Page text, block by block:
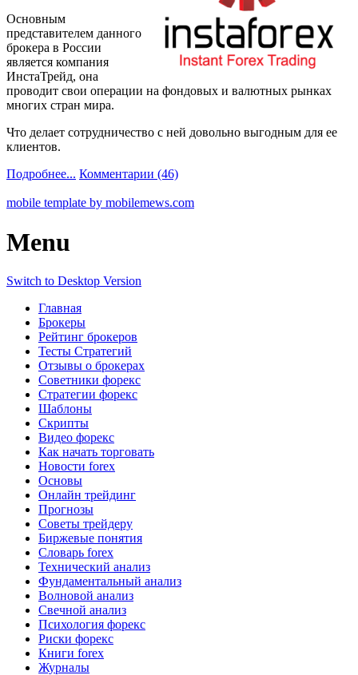
Основным
представителем данного
брокера в России
является компания
ИнстаТрейд, она
проводит свои операции на фондовых и валютных рынках
многих стран мира.
Что делает сотрудничество с ней довольно выгодным для ее
клиентов.
Подробнее... Комментарии (46)
mobile template by mobilemews.com
Menu
Switch to Desktop Version
Главная
Брокеры
Рейтинг брокеров
Тесты Стратегий
Отзывы о брокерах
Советники форекс
Стратегии форекс
Шаблоны
Скрипты
Видео форекс
Как начать торговать
Новости forex
Основы
Онлайн трейдинг
Прогнозы
Советы трейдеру
Биржевые понятия
Словарь forex
Технический анализ
Фундаментальный анализ
Волновой анализ
Свечной анализ
Психология форекс
Риски форекс
Книги forex
Журналы